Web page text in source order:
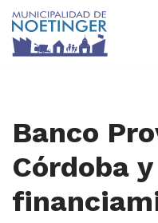
Saltar
Banco
Córdoba